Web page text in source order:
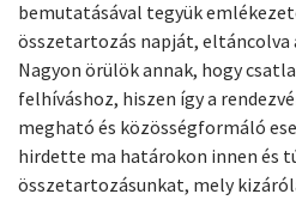
bemutatásával tegyük
összetartozás napját, eltáncolva
Nagyon örülök annak, hogy
felhíváshoz, hiszen így a
megható és közösségformáló
hirdette ma határokon innen és
összetartozásunkat, mely